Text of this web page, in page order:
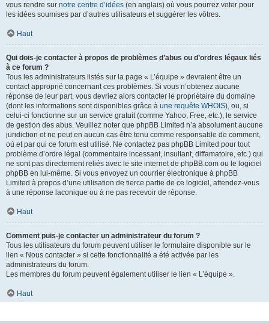
vous rendre sur notre centre d’idées (en anglais) où vous pourrez voter pour
les idées soumises par d’autres utilisateurs et suggérer les vôtres.
Haut
Qui dois-je contacter à propos de problèmes d’abus ou d’ordres légaux liés
à ce forum ?
Tous les administrateurs listés sur la page « L’équipe » devraient être un
contact approprié concernant ces problèmes. Si vous n’obtenez aucune
réponse de leur part, vous devriez alors contacter le propriétaire du domaine
(dont les informations sont disponibles grâce à une requête WHOIS), ou, si
celui-ci fonctionne sur un service gratuit (comme Yahoo, Free, etc.), le service
de gestion des abus. Veuillez noter que phpBB Limited n’a absolument aucune
juridiction et ne peut en aucun cas être tenu comme responsable de comment,
où et par qui ce forum est utilisé. Ne contactez pas phpBB Limited pour tout
problème d’ordre légal (commentaire incessant, insultant, diffamatoire, etc.) qui
ne sont pas directement reliés avec le site internet de phpBB.com ou le logiciel
phpBB en lui-même. Si vous envoyez un courrier électronique à phpBB
Limited à propos d’une utilisation de tierce partie de ce logiciel, attendez-vous
à une réponse laconique ou à ne pas recevoir de réponse.
Haut
Comment puis-je contacter un administrateur du forum ?
Tous les utilisateurs du forum peuvent utiliser le formulaire disponible sur le
lien « Nous contacter » si cette fonctionnalité a été activée par les
administrateurs du forum.
Les membres du forum peuvent également utiliser le lien « L’équipe ».
Haut